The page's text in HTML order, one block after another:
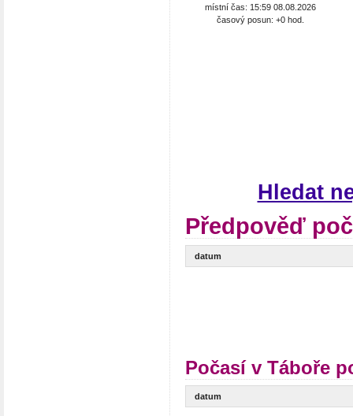
místní čas: 15:59 08.08.2026
časový posun: +0 hod.
Hledat
Předpověď
datum
Počasí v Táboře
datum